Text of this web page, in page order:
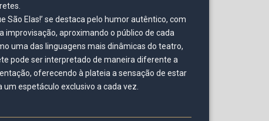
São Elas!’ se destaca pelo humor autêntico, com
improvisação, aproximando o público de cada
uma das linguagens mais dinâmicas do teatro,
pode ser interpretado de maneira diferente a
oferecendo à plateia a sensação de estar
um espetáculo exclusivo a cada vez.